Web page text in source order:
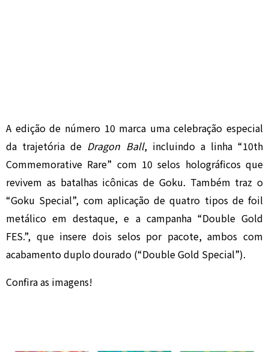
A edição de número 10 marca uma celebração especial
da trajetória de Dragon Ball, incluindo a linha “10th
Commemorative Rare” com 10 selos holográficos que
revivem as batalhas icônicas de Goku. Também traz o
“Goku Special”, com aplicação de quatro tipos de foil
metálico em destaque, e a campanha “Double Gold
FES.”, que insere dois selos por pacote, ambos com
acabamento duplo dourado (“Double Gold Special”).
Confira as imagens!